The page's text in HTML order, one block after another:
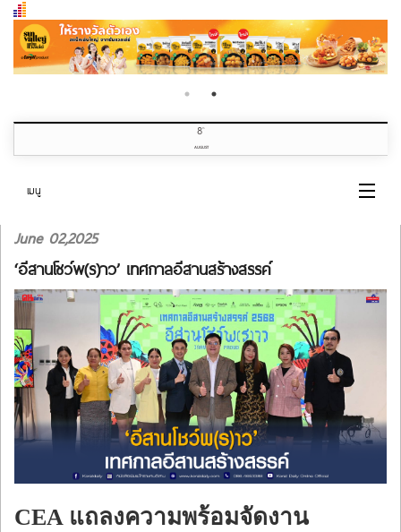
8th
AUGUST
เมนู
หน้าแรก
หมวดข่าว
เกี่ยวกับเรา
ติดต่อเรา
ร้องทุกข์
June 02,2025
‘อีสานโชว์พ(ร)าว’ เทศกาลอีสานสร้างสรรค์
CEA แถลงความพร้อมจัดงาน